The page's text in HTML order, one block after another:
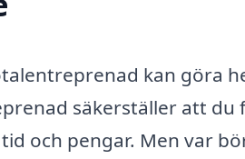
kan göra
säkerställer att
och pengar. Men var